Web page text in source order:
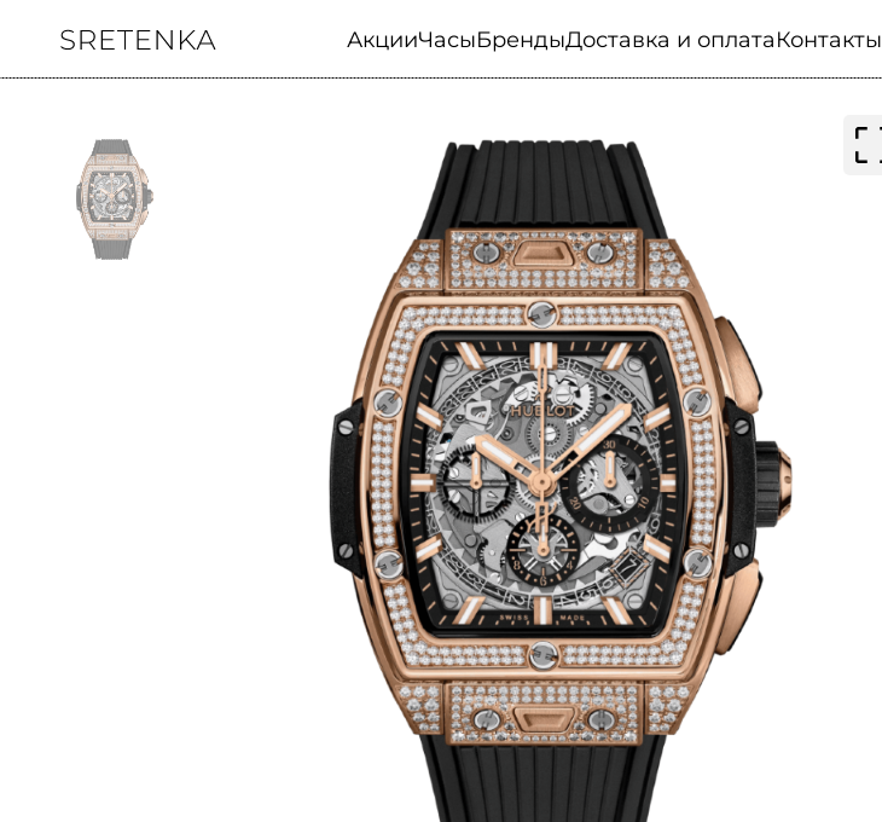
АкцииЧасыБрендыДоставка и оплатаКонтакты